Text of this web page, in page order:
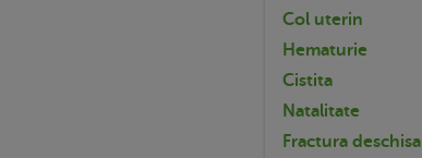
Col uterin
Hematurie
Cistita
Natalitate
Fractura deschisa